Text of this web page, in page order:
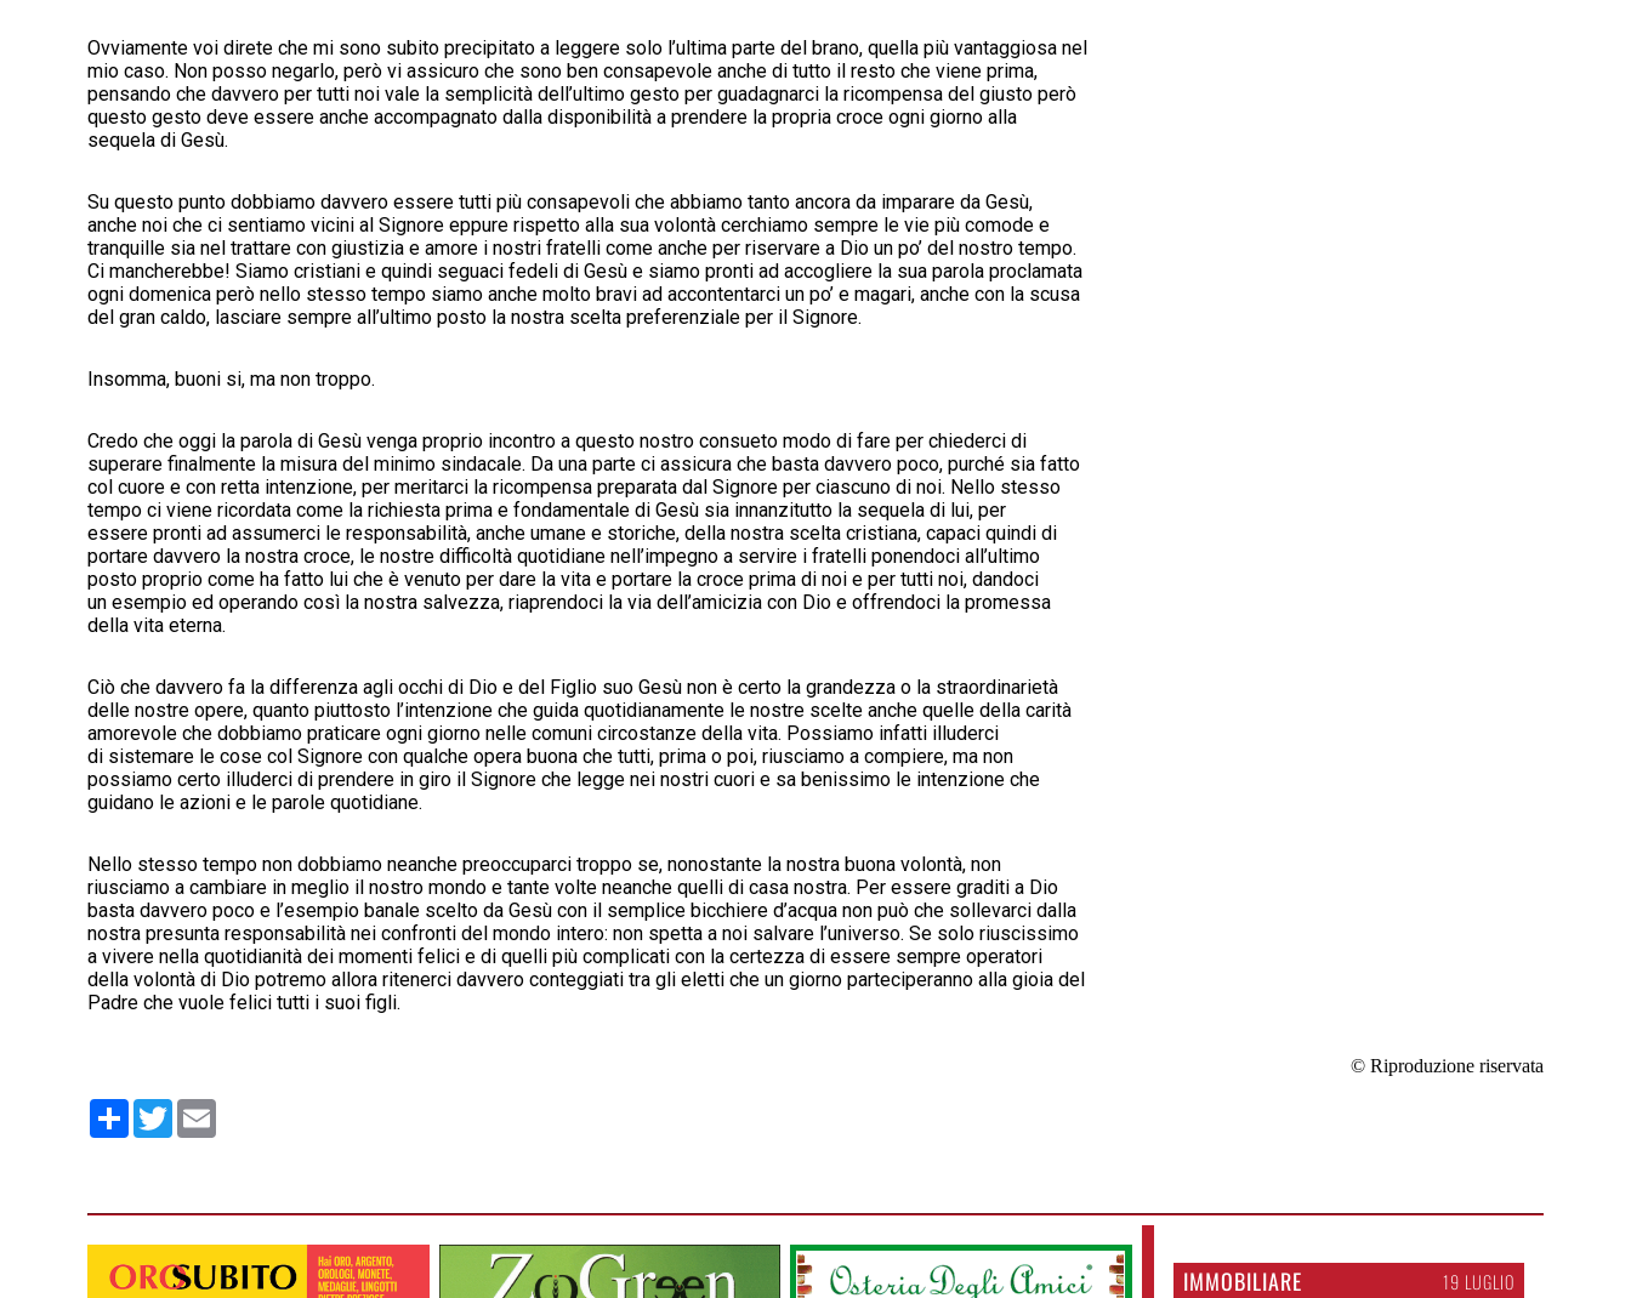
Ovviamente voi direte che mi sono subito precipitato a leggere solo l’ultima parte del brano, quella più vantaggiosa nel
mio caso. Non posso negarlo, però vi assicuro che sono ben consapevole anche di tutto il resto che viene prima,
pensando che davvero per tutti noi vale la semplicità dell’ultimo gesto per guadagnarci la ricompensa del giusto però
questo gesto deve essere anche accompagnato dalla disponibilità a prendere la propria croce ogni giorno alla
sequela di Gesù.
Su questo punto dobbiamo davvero essere tutti più consapevoli che abbiamo tanto ancora da imparare da Gesù,
anche noi che ci sentiamo vicini al Signore eppure rispetto alla sua volontà cerchiamo sempre le vie più comode e
tranquille sia nel trattare con giustizia e amore i nostri fratelli come anche per riservare a Dio un po’ del nostro tempo.
Ci mancherebbe! Siamo cristiani e quindi seguaci fedeli di Gesù e siamo pronti ad accogliere la sua parola proclamata
ogni domenica però nello stesso tempo siamo anche molto bravi ad accontentarci un po’ e magari, anche con la scusa
del gran caldo, lasciare sempre all’ultimo posto la nostra scelta preferenziale per il Signore.
Insomma, buoni si, ma non troppo.
Credo che oggi la parola di Gesù venga proprio incontro a questo nostro consueto modo di fare per chiederci di
superare finalmente la misura del minimo sindacale. Da una parte ci assicura che basta davvero poco, purché sia fatto
col cuore e con retta intenzione, per meritarci la ricompensa preparata dal Signore per ciascuno di noi. Nello stesso
tempo ci viene ricordata come la richiesta prima e fondamentale di Gesù sia innanzitutto la sequela di lui, per
essere pronti ad assumerci le responsabilità, anche umane e storiche, della nostra scelta cristiana, capaci quindi di
portare davvero la nostra croce, le nostre difficoltà quotidiane nell’impegno a servire i fratelli ponendoci all’ultimo
posto proprio come ha fatto lui che è venuto per dare la vita e portare la croce prima di noi e per tutti noi, dandoci
un esempio ed operando così la nostra salvezza, riaprendoci la via dell’amicizia con Dio e offrendoci la promessa
della vita eterna.
Ciò che davvero fa la differenza agli occhi di Dio e del Figlio suo Gesù non è certo la grandezza o la straordinarietà
delle nostre opere, quanto piuttosto l’intenzione che guida quotidianamente le nostre scelte anche quelle della carità
amorevole che dobbiamo praticare ogni giorno nelle comuni circostanze della vita. Possiamo infatti illuderci
di sistemare le cose col Signore con qualche opera buona che tutti, prima o poi, riusciamo a compiere, ma non
possiamo certo illuderci di prendere in giro il Signore che legge nei nostri cuori e sa benissimo le intenzione che
guidano le azioni e le parole quotidiane.
Nello stesso tempo non dobbiamo neanche preoccuparci troppo se, nonostante la nostra buona volontà, non
riusciamo a cambiare in meglio il nostro mondo e tante volte neanche quelli di casa nostra. Per essere graditi a Dio
basta davvero poco e l’esempio banale scelto da Gesù con il semplice bicchiere d’acqua non può che sollevarci dalla
nostra presunta responsabilità nei confronti del mondo intero: non spetta a noi salvare l’universo. Se solo riuscissimo
a vivere nella quotidianità dei momenti felici e di quelli più complicati con la certezza di essere sempre operatori
della volontà di Dio potremo allora ritenerci davvero conteggiati tra gli eletti che un giorno parteciperanno alla gioia del
Padre che vuole felici tutti i suoi figli.
© Riproduzione riservata
Condividi
Twitter
IMMOBILIARE 19 LUGLIO